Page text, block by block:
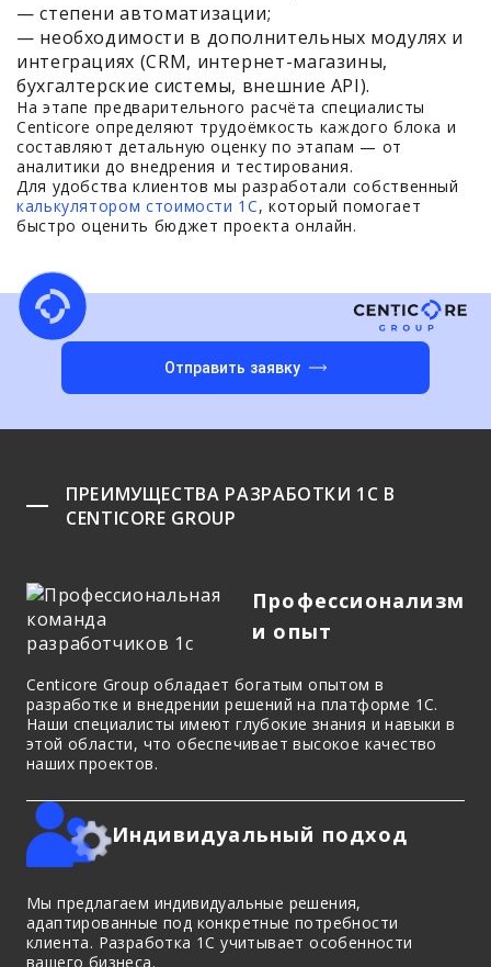
— степени автоматизации;
— необходимости в дополнительных модулях и
интеграциях (CRM, интернет-магазины,
бухгалтерские системы, внешние API).
На этапе предварительного расчёта специалисты
Centicore определяют трудоёмкость каждого блока и
составляют детальную оценку по этапам — от
аналитики до внедрения и тестирования.
Для удобства клиентов мы разработали собственный
калькулятором стоимости 1С, который помогает
быстро оценить бюджет проекта онлайн.
Отправить заявку
ПРЕИМУЩЕСТВА РАЗРАБОТКИ 1С В
CENTICORE GROUP
Профессионализм
и опыт
Centicore Group обладает богатым опытом в
разработке и внедрении решений на платформе 1С.
Наши специалисты имеют глубокие знания и навыки в
этой области, что обеспечивает высокое качество
наших проектов.
Индивидуальный подход
Мы предлагаем индивидуальные решения,
адаптированные под конкретные потребности
клиента. Разработка 1С учитывает особенности
вашего бизнеса.